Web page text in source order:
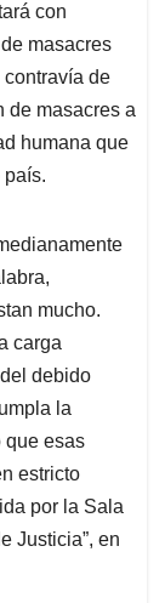
con
masacres
de
de masacres a
humana que
país.
mucho.
carga
debido
la
que esas
estricto
por la Sala
Justicia”, en